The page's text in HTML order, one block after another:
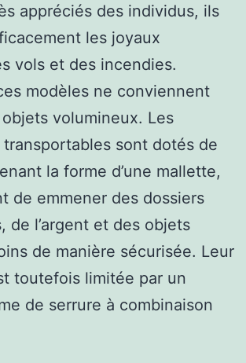
appréciés des individus, ils
les joyaux
vols et des incendies.
modèles ne conviennent
volumineux. Les
sont dotés de
la forme d’une mallette,
de emmener des dossiers
de l’argent et des objets
de manière sécurisée. Leur
toutefois limitée par un
de serrure à combinaison